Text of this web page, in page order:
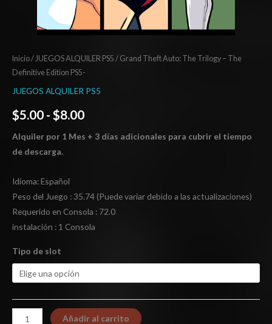
Inicio/ JUEGOS ALQUILER PS5 / Grand Theft Auto: The Trilogy – The
Definitive Edition PS5-
JUEGOS ALQUILER PS5
$5.00 - $8.00
Alquiler por 1 Mes + 3 días adicionales para cubrir el tiempo
de descarga.
Idioma: Español
Peso del Juego : 35.74 (Puede variar debido a las actualizaciones)
Requerido en Consola : 72.0
instalación : 1 Consola
Tipo de slot
Añadir al carrito